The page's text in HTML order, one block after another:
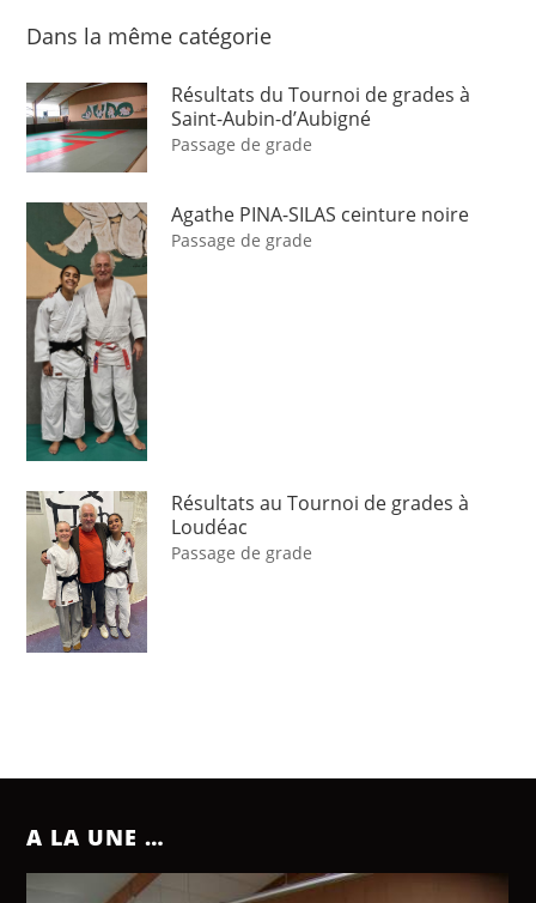
Dans la même catégorie
Résultats du Tournoi de grades à
Saint-Aubin-d’Aubigné
Passage de grade
Agathe PINA-SILAS ceinture noire
Passage de grade
Résultats au Tournoi de grades à
Loudéac
Passage de grade
A LA UNE …